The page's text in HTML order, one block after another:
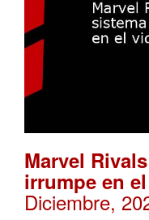
Marvel
irrumpe en
Diciembre,